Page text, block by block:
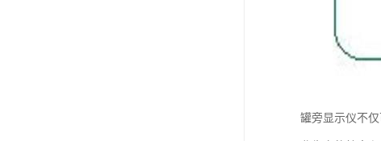
罐旁显示仪不